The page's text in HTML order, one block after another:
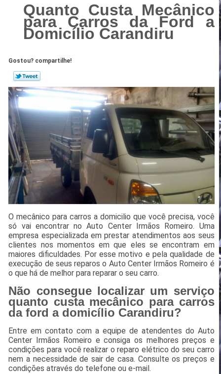
Quanto Custa Mecânico
para Carros da Ford a
Domicílio Carandiru
Gostou? compartilhe!
O mecânico para carros a domicilio que você precisa, você
só vai encontrar no Auto Center Irmãos Romeiro. Uma
empresa especializada em prestar atendimentos aos seus
clientes nos momentos em que eles se encontram em
maiores dificuldades. Por esse motivo e pela qualidade de
execução de seus reparos o Auto Center Irmãos Romeiro é
o que há de melhor para reparar o seu carro.
Não consegue localizar um serviço
quanto custa mecânico para carros
da ford a domicílio Carandiru?
Entre em contato com a equipe de atendentes do Auto
Center Irmãos Romeiro e consiga os melhores preços e
condições para você realizar o reparo elétrico do seu carro
nem a necessidade de sair de casa. Consulte os preços e
condições através do telefone ou e-mail.